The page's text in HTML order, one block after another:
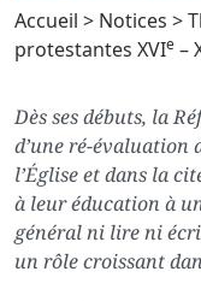
Accueil > Notices >
protestantes XVIe –
Dès ses débuts, la
d’une ré-évaluation
l’Église et dans la
à leur éducation à
général ni lire ni
un rôle croissant